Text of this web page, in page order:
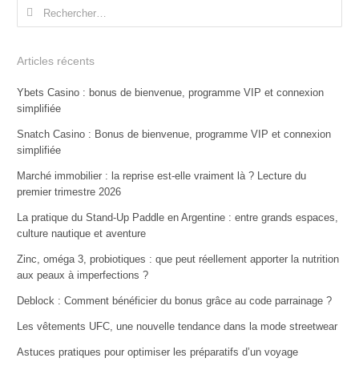
Rechercher :
Articles récents
Ybets Casino : bonus de bienvenue, programme VIP et connexion
simplifiée
Snatch Casino : Bonus de bienvenue, programme VIP et connexion
simplifiée
Marché immobilier : la reprise est-elle vraiment là ? Lecture du
premier trimestre 2026
La pratique du Stand-Up Paddle en Argentine : entre grands espaces,
culture nautique et aventure
Zinc, oméga 3, probiotiques : que peut réellement apporter la nutrition
aux peaux à imperfections ?
Deblock : Comment bénéficier du bonus grâce au code parrainage ?
Les vêtements UFC, une nouvelle tendance dans la mode streetwear
Astuces pratiques pour optimiser les préparatifs d’un voyage